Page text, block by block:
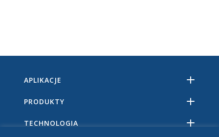
APLIKACJE
PRODUKTY
TECHNOLOGIA